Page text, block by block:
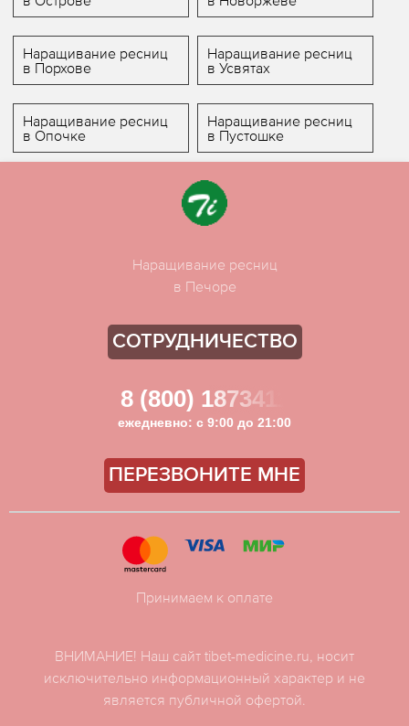
Наращивание ресниц
в Порхове
Наращивание ресниц
в Усвятах
Наращивание ресниц
в Опочке
Наращивание ресниц
в Пустошке
Наращивание ресниц
в Печоре
СОТРУДНИЧЕСТВО
8 (800) 1873411
ежедневно: с 9:00 до 21:00
ПЕРЕЗВОНИТЕ МНЕ
ВНИМАНИЕ! Наш сайт tibet-medicine.ru, носит
исключительно информационный характер и не
является публичной офертой.
Принимаем к оплате